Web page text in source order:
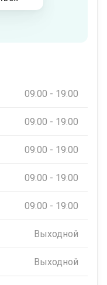
09:00 - 19:00
09:00 - 19:00
09:00 - 19:00
09:00 - 19:00
09:00 - 19:00
Выходной
Выходной